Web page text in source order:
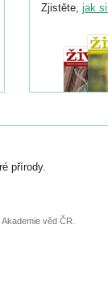
Zjistěte, jak
přírody.
věd ČR.